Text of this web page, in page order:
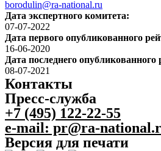
borodulin@ra-national.ru
Дата экспертного комитета:
07-07-2022
Дата первого опубликованного
16-06-2020
Дата последнего опубликованного
08-07-2021
Контакты
Пресс-служба
+7 (495) 122-22-55
e-mail: pr@ra-
Версия для печати